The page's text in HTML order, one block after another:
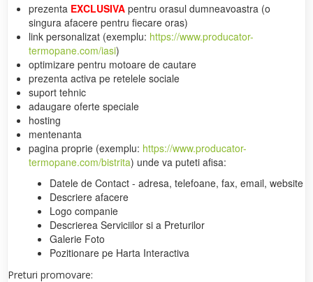
prezenta EXCLUSIVA pentru orasul dumneavoastra (o
singura afacere pentru fiecare oras)
link personalizat (exemplu: https://www.producator-
termopane.com/iasi)
optimizare pentru motoare de cautare
prezenta activa pe retelele sociale
suport tehnic
adaugare oferte speciale
hosting
mentenanta
pagina proprie (exemplu: https://www.producator-
termopane.com/bistrita) unde va puteti afisa:
Datele de Contact - adresa, telefoane, fax, email, website
Descriere afacere
Logo companie
Descrierea Serviciilor si a Preturilor
Galerie Foto
Pozitionare pe Harta Interactiva
Preturi promovare: